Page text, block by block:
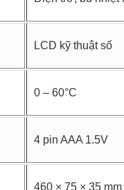
LCD kỹ thuật số
0 – 60°C
4 pin AAA 1.5V
460 × 75 × 35 mm